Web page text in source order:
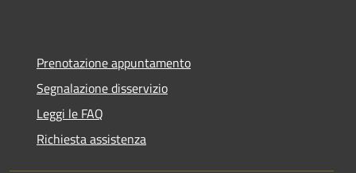
Prenotazione appuntamento
Segnalazione disservizio
Leggi le FAQ
Richiesta assistenza